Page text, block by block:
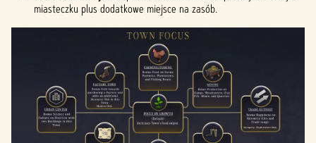
miasteczku plus dodatkowe miejsce na zasób.